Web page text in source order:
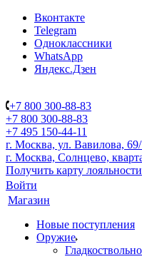
Вконтакте
Telegram
Одноклассники
WhatsApp
Яндекс.Дзен
+7 800 300-88-83
+7 800 300-88-83
+7 495 150-44-11
г. Москва, ул. Вавилова,
г. Москва, Солнцево,
Получить карту лояльности
Войти
Магазин
Новые поступления
Оружие